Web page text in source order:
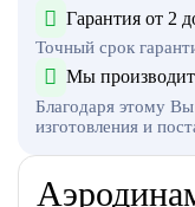
Гарантия от 2
Точный срок
Мы
Благодаря этому
изготовления и